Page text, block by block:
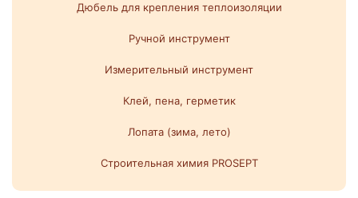
Дюбель для крепления теплоизоляции
Ручной инструмент
Измерительный инструмент
Клей, пена, герметик
Лопата (зима, лето)
Строительная химия PROSEPT